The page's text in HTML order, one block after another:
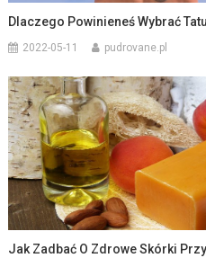
Dlaczego Powinieneś Wybrać
2022-05-11 pudrovane.pl
Jak Zadbać O Zdrowe Skórki